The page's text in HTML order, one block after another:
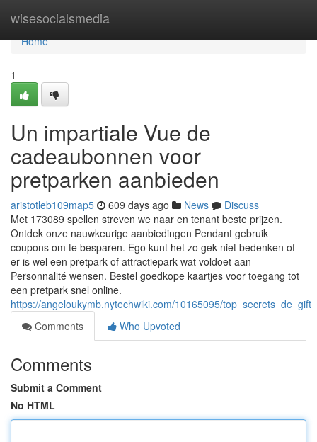
wisesocialsmedia
Home
Home
1
Un impartiale Vue de
cadeaubonnen voor
pretparken aanbieden
aristotleb109map5 609 days ago News
Discuss
Met 173089 spellen streven we naar en tenant beste prijzen.
Ontdek onze nauwkeurige aanbiedingen Pendant gebruik
coupons om te besparen. Ego kunt het zo gek niet bedenken of
er is wel een pretpark of attractiepark wat voldoet aan
Personnalité wensen. Bestel goedkope kaartjes voor toegang tot
een pretpark snel online.
https://angeloukymb.nytechwiki.com/10165095/
Comments
Who Upvoted
Comments
Submit a Comment
No HTML